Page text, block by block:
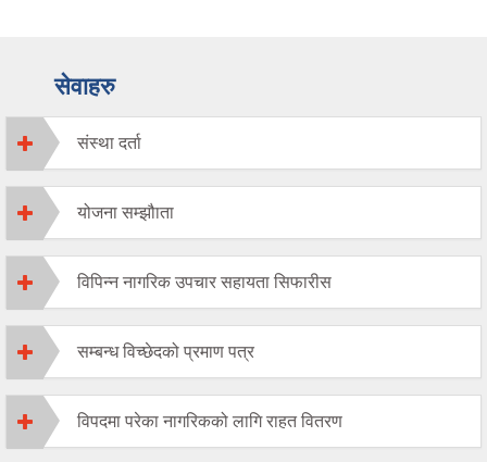
सेवाहरु
संस्था दर्ता
योजना सम्झौाता
विपिन्न नागरिक उपचार सहायता सिफारीस
सम्बन्ध विच्छेदको प्रमाण पत्र
विपदमा परेका नागरिकको लागि राहत वितरण